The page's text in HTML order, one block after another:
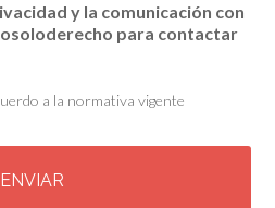
y la comunicación con
para contactar
a la normativa vigente